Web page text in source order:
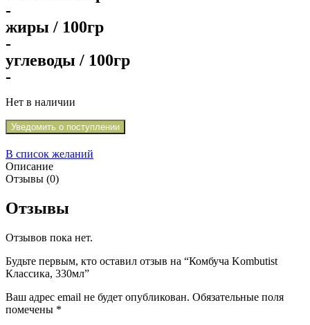
-
жиры / 100гр
-
углеводы / 100гр
-
Нет в наличии
Уведомить о поступлении
В список желаний
Описание
Отзывы (0)
Отзывы
Отзывов пока нет.
Будьте первым, кто оставил отзыв на “Комбуча Kombutist
Классика, 330мл”
Ваш адрес email не будет опубликован. Обязательные поля
помечены *